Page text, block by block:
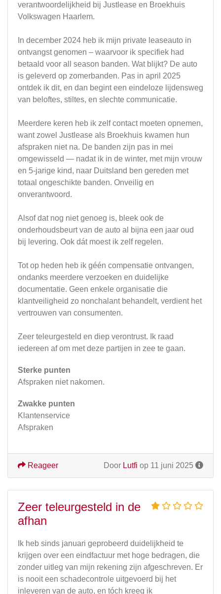
verantwoordelijkheid bij Justlease en Broekhuis
Volkswagen Haarlem.
In december 2024 heb ik mijn private leaseauto in
ontvangst genomen – waarvoor ik specifiek had
betaald voor all season banden. Wat blijkt? De auto
is geleverd op zomerbanden. Pas in april 2025
ontdek ik dit, en dan begint een eindeloze lijdensweg
van beloftes, stiltes, en slechte communicatie.
Meerdere keren heb ik zelf contact moeten opnemen,
want zowel Justlease als Broekhuis kwamen hun
afspraken niet na. De banden zijn pas in mei
omgewisseld — nadat ik in de winter, met mijn vrouw
en 5-jarige kind, naar Duitsland ben gereden met
totaal ongeschikte banden. Onveilig en
onverantwoord.
Alsof dat nog niet genoeg is, bleek ook de
onderhoudsbeurt van de auto al bijna een jaar oud
bij levering. Ook dát moest ik zelf regelen.
Tot op heden heb ik géén compensatie ontvangen,
ondanks meerdere verzoeken en duidelijke
documentatie. Geen enkele organisatie die
klantveiligheid zo nonchalant behandelt, verdient het
vertrouwen van consumenten.
Zeer teleurgesteld en diep verontrust. Ik raad
iedereen af om met deze partijen in zee te gaan.
Sterke punten
Afspraken niet nakomen.
Zwakke punten
Klantenservice
Afspraken
Door Lutfi op 11 juni 2025
Reageer
Zeer teleurgesteld in de
afhan
Ik heb sinds januari geprobeerd duidelijkheid te
krijgen over een eindfactuur met hoge bedragen, die
zonder uitleg van mijn rekening zijn afgeschreven. Er
is nooit een schadecontrole uitgevoerd bij het
inleveren van de auto, en tóch kreeg ik